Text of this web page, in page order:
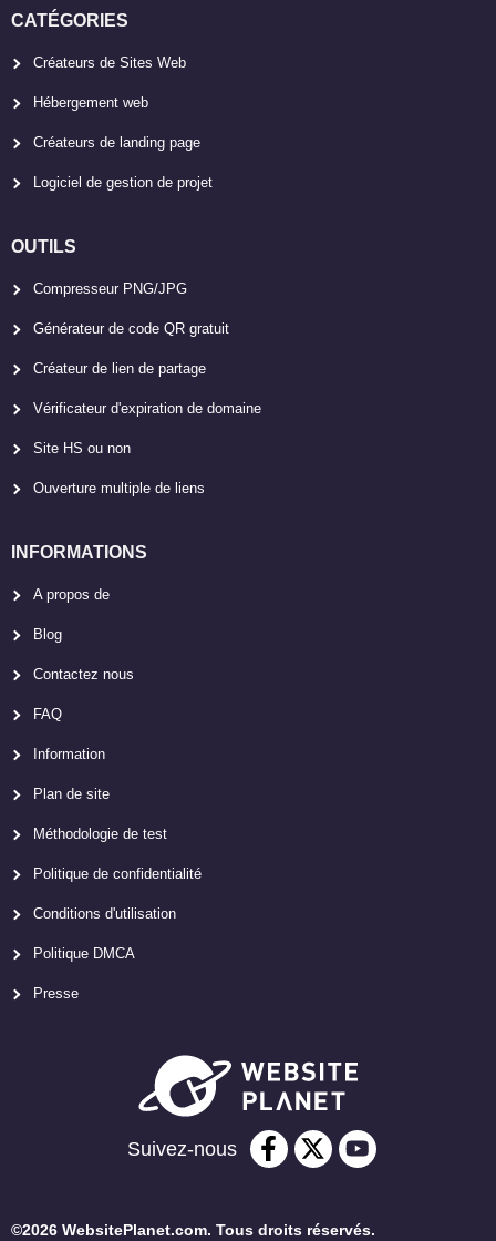
CATÉGORIES
Créateurs de Sites Web
Hébergement web
Créateurs de landing page
Logiciel de gestion de projet
OUTILS
Compresseur PNG/JPG
Générateur de code QR gratuit
Créateur de lien de partage
Vérificateur d'expiration de domaine
Site HS ou non
Ouverture multiple de liens
INFORMATIONS
A propos de
Blog
Contactez nous
FAQ
Information
Plan de site
Méthodologie de test
Politique de confidentialité
Conditions d'utilisation
Politique DMCA
Presse
Suivez-nous
©2026 WebsitePlanet.com. Tous droits réservés.